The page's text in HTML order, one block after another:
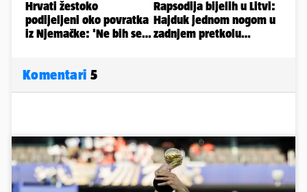
Komentari 5